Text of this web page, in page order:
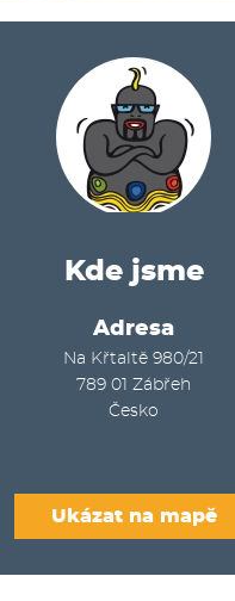
Kde jsme
Adresa
Na Křtaltě 980/21
789 01
Zábřeh
Česko
Ukázat na mapě